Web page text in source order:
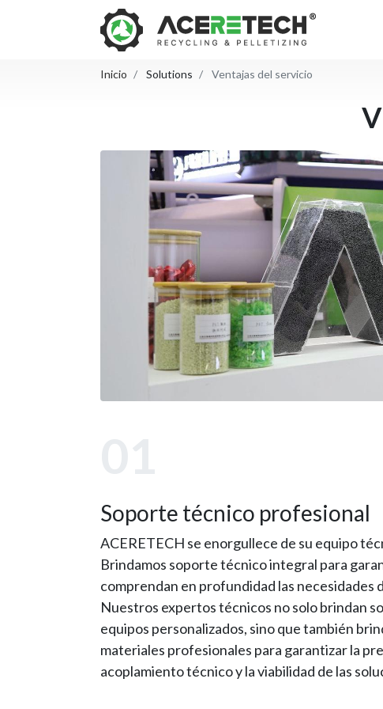
Inicio Solutions Ventajas del servicio
Soporte técnico profesional
ACERETECH se enorgullece de su equipo
Brindamos soporte técnico integral para
comprendan en profundidad las necesidades
Nuestros expertos técnicos no solo brindan
equipos personalizados, sino que también
materiales profesionales para garantizar la
acoplamiento técnico y la viabilidad de las